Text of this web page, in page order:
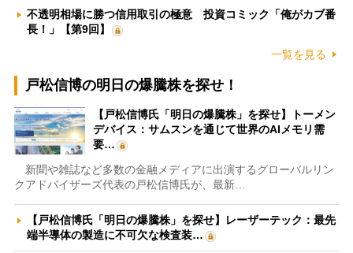
不透明相場に勝つ信用取引の極意 投資コミック「俺がカブ番
長！」【第9回】
一覧を見る
戸松信博の明日の爆騰株を探せ！
【戸松信博氏「明日の爆騰株」を探せ】トーメン
デバイス：サムスンを通じて世界のAIメモリ需
要…
新聞や雑誌など多数の金融メディアに出演するグローバルリン
クアドバイザーズ代表の戸松信博氏が、最新…
【戸松信博氏「明日の爆騰株」を探せ】レーザーテック：最先
端半導体の製造に不可欠な検査装…